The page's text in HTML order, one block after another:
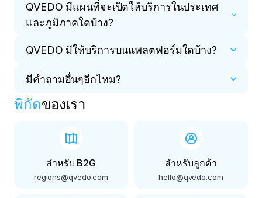
ปัจจุบัน QVEDO มีความเชี่ยวชาญด้านการจอง
โรงแรมและที่พัก ทัวร์ทัศนศึกษาและการท่องเที่ยว
เชิงรุก ทัวร์แบบแพ็คเกจ เรือสำราญ และธุรกิจร้าน
อาหาร
QVEDO มีแผนที่จะเปิดให้บริการในประเทศ
และภูมิภาคใดบ้าง?
เราเริ่มต้นจากสหพันธรัฐรัสเซียและดำเนินการพัฒนา
และแอฟริกา
QVEDO มีให้บริการบนแพลตฟอร์มใดบ้าง?
QVEDO คือซูเปอร์แอปด้านการเดินทางที่สามารถพบ
ได้ใน RuStore, Google Play, App Store,
HUAWEI, AppGallery และยังมีเวอร์ชันเว็บของ
มีคำถามอื่นๆอีกไหม?
เขียนถึง support@qvedo.com
พิกัดของเรา
สำหรับ B2G
regions@qvedo.com
สำหรับลูกค้า
hello@qvedo.com